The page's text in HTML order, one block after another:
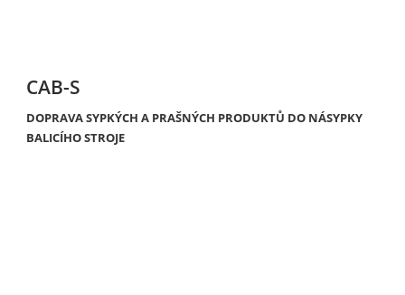
CAB-S
DOPRAVA SYPKÝCH A PRAŠNÝCH PRODUKTŮ DO NÁSYPKY
BALICÍHO STROJE